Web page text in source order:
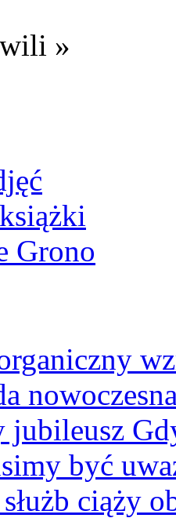
»
Grono
jubileusz
być
służb ciąży